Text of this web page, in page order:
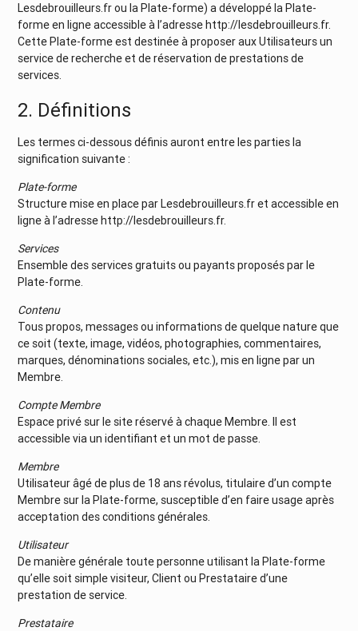
Lesdebrouilleurs.fr ou la Plate-forme) a développé la Plate-
forme en ligne accessible à l’adresse http://lesdebrouilleurs.fr.
Cette Plate-forme est destinée à proposer aux Utilisateurs un
service de recherche et de réservation de prestations de
services.
2. Définitions
Les termes ci-dessous définis auront entre les parties la
signification suivante :
Plate-forme
Structure mise en place par Lesdebrouilleurs.fr et accessible en
ligne à l’adresse http://lesdebrouilleurs.fr.
Services
Ensemble des services gratuits ou payants proposés par le
Plate-forme.
Contenu
Tous propos, messages ou informations de quelque nature que
ce soit (texte, image, vidéos, photographies, commentaires,
marques, dénominations sociales, etc.), mis en ligne par un
Membre.
Compte Membre
Espace privé sur le site réservé à chaque Membre. Il est
accessible via un identifiant et un mot de passe.
Membre
Utilisateur âgé de plus de 18 ans révolus, titulaire d’un compte
Membre sur la Plate-forme, susceptible d’en faire usage après
acceptation des conditions générales.
Utilisateur
De manière générale toute personne utilisant la Plate-forme
qu’elle soit simple visiteur, Client ou Prestataire d’une
prestation de service.
Prestataire